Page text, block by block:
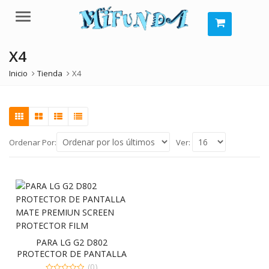
Menú
X4
Inicio Tienda X4
Ordenar Por: Ver:
PARA LG G2 D802
PROTECTOR DE PANTALLA
MATE PREMIUM